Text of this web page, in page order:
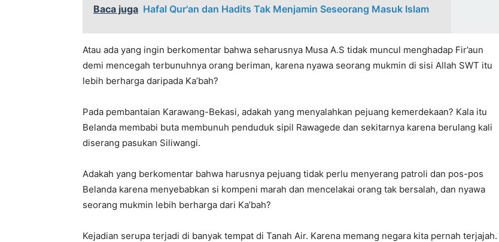
Baca juga Hafal Qur'an dan Hadits Tak Menjamin Seseorang Masuk Islam
Atau ada yang ingin berkomentar bahwa seharusnya Musa A.S tidak muncul menghadap Fir’aun
demi mencegah terbunuhnya orang beriman, karena nyawa seorang mukmin di sisi Allah SWT itu
lebih berharga daripada Ka’bah?
Pada pembantaian Karawang-Bekasi, adakah yang menyalahkan pejuang kemerdekaan? Kala itu
Belanda membabi buta membunuh penduduk sipil Rawagede dan sekitarnya karena berulang kali
diserang pasukan Siliwangi.
Adakah yang berkomentar bahwa harusnya pejuang tidak perlu menyerang patroli dan pos-pos
Belanda karena menyebabkan si kompeni marah dan mencelakai orang tak bersalah, dan nyawa
seorang mukmin lebih berharga dari Ka’bah?
Kejadian serupa terjadi di banyak tempat di Tanah Air. Karena memang negara kita pernah terjajah.